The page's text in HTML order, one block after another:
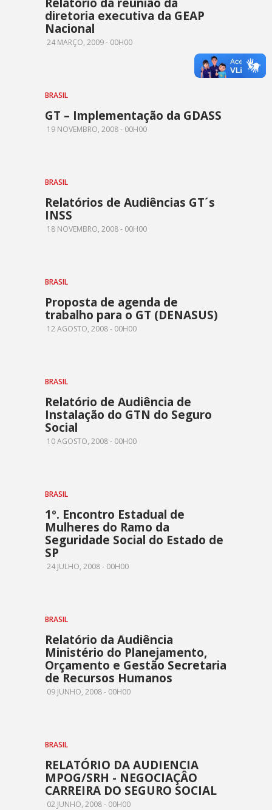
diretoria executiva da GEAP
Nacional
24 MARÇO, 2009 - 00H00
BRASIL
GT – Implementação da GDASS
19 NOVEMBRO, 2008 - 00H00
BRASIL
Relatórios de Audiências GT´s
INSS
18 NOVEMBRO, 2008 - 00H00
BRASIL
Proposta de agenda de
trabalho para o GT (DENASUS)
12 AGOSTO, 2008 - 00H00
BRASIL
Relatório de Audiência de
Instalação do GTN do Seguro
Social
10 AGOSTO, 2008 - 00H00
BRASIL
1º. Encontro Estadual de
Mulheres do Ramo da
Seguridade Social do Estado de
SP
24 JULHO, 2008 - 00H00
BRASIL
Relatório da Audiência
Ministério do Planejamento,
Orçamento e Gestão Secretaria
de Recursos Humanos
09 JUNHO, 2008 - 00H00
BRASIL
RELATÓRIO DA AUDIENCIA
MPOG/SRH - NEGOCIAÇÂO
CARREIRA DO SEGURO SOCIAL
02 JUNHO, 2008 - 00H00